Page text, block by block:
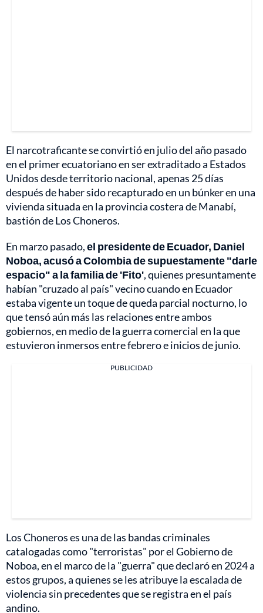
El narcotraficante se convirtió en julio del año pasado
en el primer ecuatoriano en ser extraditado a Estados
Unidos desde territorio nacional, apenas 25 días
después de haber sido recapturado en un búnker en una
vivienda situada en la provincia costera de Manabí,
bastión de Los Choneros.
En marzo pasado,el presidente de Ecuador, Daniel
Noboa, acusó a Colombia de supuestamente "darle
espacio" a la familia de 'Fito', quienes presuntamente
habían "cruzado al país" vecino cuando en Ecuador
estaba vigente un toque de queda parcial nocturno, lo
que tensó aún más las relaciones entre ambos
gobiernos, en medio de la guerra comercial en la que
estuvieron inmersos entre febrero e inicios de junio.
PUBLICIDAD
Los Choneros es una de las bandas criminales
catalogadas como "terroristas" por el Gobierno de
Noboa, en el marco de la "guerra" que declaró en 2024 a
estos grupos, a quienes se les atribuye la escalada de
violencia sin precedentes que se registra en el país
andino.